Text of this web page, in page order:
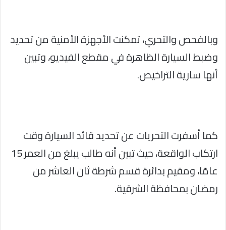
وبالفحص والتحري، تمكنت الأجهزة الأمنية من تحديد
وضبط السيارة الظاهرة في مقطع الفيديو، وتبين
أنها سارية التراخيص.
كما أسفرت التحريات عن تحديد قائد السيارة وقت
ارتكاب الواقعة، حيث تبين أنه طالب يبلغ من العمر 15
عامًا، ومقيم بدائرة قسم شرطة ثان العاشر من
رمضان بمحافظة الشرقية.